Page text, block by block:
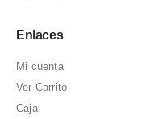
Enlaces
Mi cuenta
Ver Carrito
Caja